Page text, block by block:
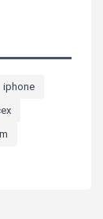
iphone